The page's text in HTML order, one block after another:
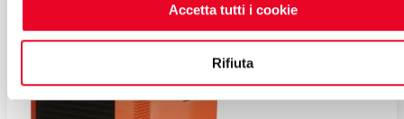
Accetta tutti i cookie
Rifiuta